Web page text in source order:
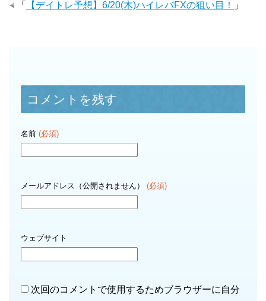
「 【デイトレ予想】6/20(木)ハイレバFXの狙い目！ 」
コメントを残す
名前 (必須)
メールアドレス（公開されません） (必須)
ウェブサイト
次回のコメントで使用するためブラウザーに自分